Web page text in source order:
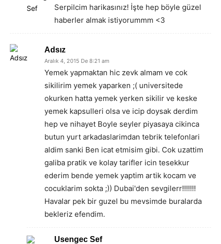
Serpilcim harikasınız! İşte hep böyle güzel
haberler almak istiyorummm <3
Adsız
Aralık 4, 2015 De 8:21 am
Yemek yapmaktan hic zevk almam ve cok
sikilirim yemek yaparken ;( universitede
okurken hatta yemek yerken sikilir ve keske
yemek kapsulleri olsa ve icip doysak derdim
hep ve nihayet Boyle seyler piyasaya cikinca
butun yurt arkadaslarimdan tebrik telefonlari
aldim sanki Ben icat etmisim gibi. Cok uzattim
galiba pratik ve kolay tarifler icin tesekkur
ederim bende yemek yaptim artik kocam ve
cocuklarim sokta ;)) Dubai'den sevgilerr!!!!!!!
Havalar pek bir guzel bu mevsimde buralarda
bekleriz efendim.
Usengec Sef